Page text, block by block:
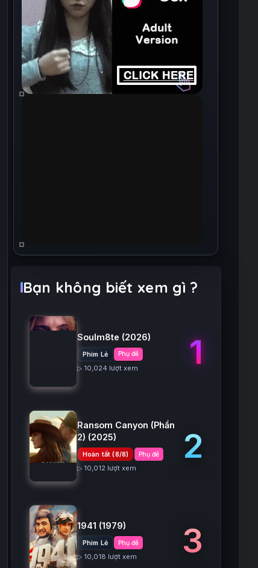
Bạn không biết xem gì ?
Soulm8te (2026)
Phim Lẻ Phụ đề
▷ 10,024 lượt xem 1
Ransom Canyon (Phần
2) (2025)
Hoàn tất (8/8) Phụ đề
▷ 10,012 lượt xem
2
1941 (1979)
Phim Lẻ Phụ đề
▷ 10,018 lượt xem 3